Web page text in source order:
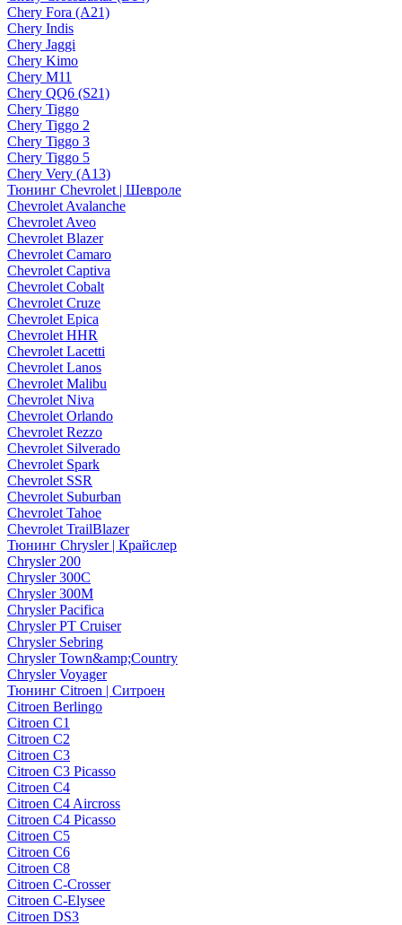
Chery Fora (A21)
Chery Indis
Chery Jaggi
Chery Kimo
Chery M11
Chery QQ6 (S21)
Chery Tiggo
Chery Tiggo 2
Chery Tiggo 3
Chery Tiggo 5
Chery Very (A13)
Тюнинг Chevrolet | Шевроле
Chevrolet Avalanche
Chevrolet Aveo
Chevrolet Blazer
Chevrolet Camaro
Chevrolet Captiva
Chevrolet Cobalt
Chevrolet Cruze
Chevrolet Epica
Chevrolet HHR
Chevrolet Lacetti
Chevrolet Lanos
Chevrolet Malibu
Chevrolet Niva
Chevrolet Orlando
Chevrolet Rezzo
Chevrolet Silverado
Chevrolet Spark
Chevrolet SSR
Chevrolet Suburban
Chevrolet Tahoe
Chevrolet TrailBlazer
Тюнинг Chrysler | Крайслер
Chrysler 200
Chrysler 300C
Chrysler 300M
Chrysler Pacifica
Chrysler PT Cruiser
Chrysler Sebring
Chrysler Town&amp;Country
Chrysler Voyager
Тюнинг Citroen | Ситроен
Citroen Berlingo
Citroen C1
Citroen C2
Citroen C3
Citroen C3 Picasso
Citroen C4
Citroen C4 Aircross
Citroen C4 Picasso
Citroen C5
Citroen C6
Citroen C8
Citroen C-Crosser
Citroen C-Elysee
Citroen DS3